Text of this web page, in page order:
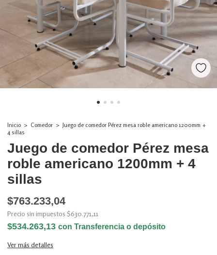
Inicio > Comedor > Juego de comedor Pérez mesa roble americano 1200mm +
4 sillas
Juego de comedor Pérez mesa
roble americano 1200mm + 4
sillas
$763.233,04
Precio sin impuestos $630.771,11
$534.263,13 con Transferencia o depósito
Ver más detalles